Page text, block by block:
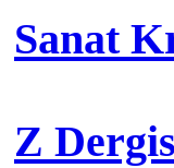
Sanat
Z